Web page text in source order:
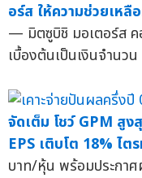
อร์ส ให้ความช่วยเหลื
— มิตซูบิชิ มอเตอร์ส ค
เบื้องต้นเป็นเงินจำนว
จัดเต็ม โชว์ GPM สู
EPS เติบโต 18% ไต
บาท/หุ้น พร้อมประกา